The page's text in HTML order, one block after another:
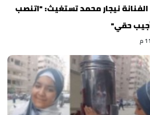
نيجار محمد تستغيث: "اتنصب
حقي"